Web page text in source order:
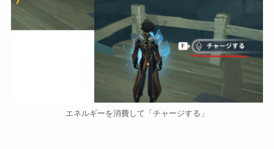
エネルギーを消費して「チャージする」